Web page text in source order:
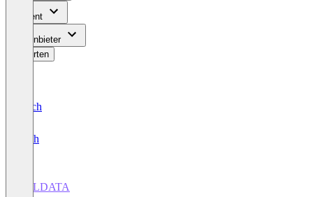
Content
Für Anbieter
Bewerten
Deutsch
English
ALLDATA